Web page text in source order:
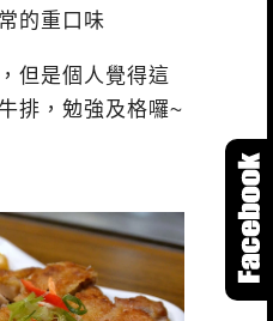
的重口味
但是個人覺得這
排，勉強及格囉~